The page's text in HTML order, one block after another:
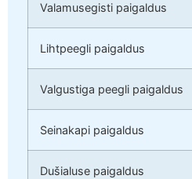
Valamusegisti paigaldus
Lihtpeegli paigaldus
Valgustiga peegli paigaldus
Seinakapi paigaldus
Dušialuse paigaldus